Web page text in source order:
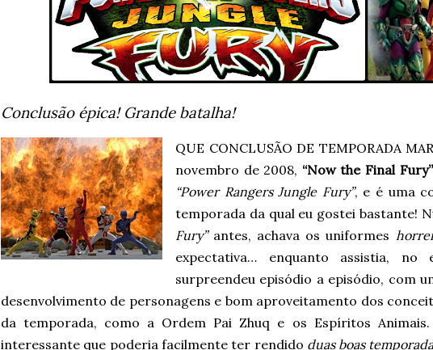
Conclusão épica! Grande batalha!
QUE CONCLUSÃO DE TEMPORADA
novembro de 2008, “Now the Final Fury”
“Power Rangers Jungle Fury”, e é uma
temporada da qual eu gostei bastante!
Fury”antes, achava os uniformes
expectativa… enquanto assistia,
surpreendeu episódio a episódio, com
desenvolvimento de personagens e bom aproveitamento dos
da temporada, como a Ordem Pai Zhuq e os Espíritos
interessante que poderia facilmente ter rendido duas boas